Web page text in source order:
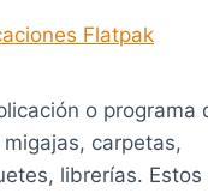
Flatpak
o programa
carpetas,
librerías. Estos